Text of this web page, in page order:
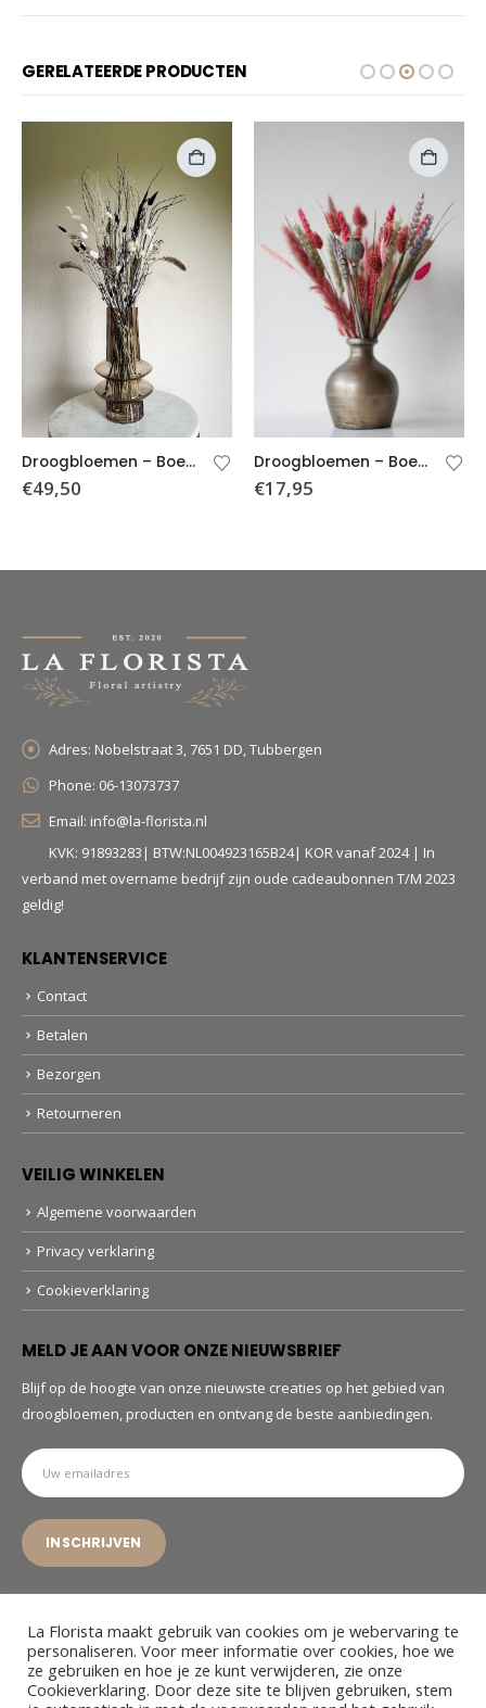
GERELATEERDE PRODUCTEN
Droogbloemen – Boeket Madde – Incl. vaas
€49,50
Droogbloemen – Boeket Céleste (incl. Vaas)
€17,95
Adres: Nobelstraat 3, 7651 DD, Tubbergen
Phone: 06-13073737
Email: info@la-florista.nl
KVK: 91893283| BTW:NL004923165B24| KOR vanaf 2024 | In
verband met overname bedrijf zijn oude cadeaubonnen T/M 2023
geldig!
KLANTENSERVICE
Contact
Betalen
Bezorgen
Retourneren
VEILIG WINKELEN
Algemene voorwaarden
Privacy verklaring
Cookieverklaring
MELD JE AAN VOOR ONZE NIEUWSBRIEF
Blijf op de hoogte van onze nieuwste creaties op het gebied van
droogbloemen, producten en ontvang de beste aanbiedingen.
© La Florista. 2022. All Rights Reserved
La Florista maakt gebruik van cookies om je webervaring te
personaliseren. Voor meer informatie over cookies, hoe we
ze gebruiken en hoe je ze kunt verwijderen, zie onze
Cookieverklaring. Door deze site te blijven gebruiken, stem